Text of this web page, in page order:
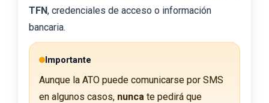
TFN, credenciales de acceso o información
bancaria.
Importante
Aunque la ATO puede comunicarse por SMS
en algunos casos, nunca te pedirá que